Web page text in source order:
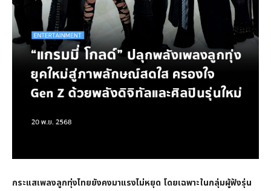
กระแสเพลงลูกทุ่งไทยยังคงมาแรงไม่หยุด โดยเฉพาะในกลุ่มผู้ฟังรุ่น